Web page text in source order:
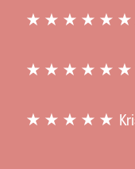
★ ★ ★ ★ ★ ★
★ ★ ★ ★ ★ ★ The
★ ★ ★ ★ ★